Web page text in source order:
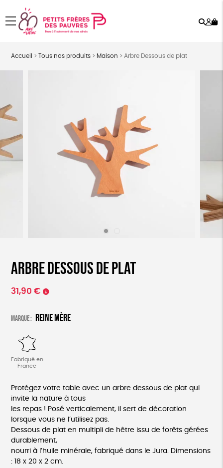
menu
Accueil > Tous nos produits> Maison > Arbre Dessous de plat
Arbre Dessous de plat
31,90 €
Marque : Reine Mère
Fabriqué en
France
Protégez votre table avec un arbre dessous de plat qui
invite la nature à tous
les repas ! Posé verticalement, il sert de décoration
lorsque vous ne l’utilisez pas.
Dessous de plat en multipli de hêtre issu de forêts gérées
durablement,
nourri à l’huile minérale, fabriqué dans le Jura. Dimensions
: 18 x 20 x 2 cm.